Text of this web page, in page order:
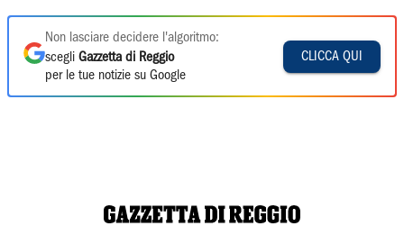
Non lasciare decidere l'algoritmo:
scegli Gazzetta di Reggio
per le tue notizie su Google
CLICCA QUI